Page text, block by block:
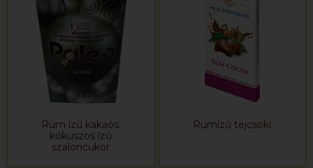
Rum ízű kakaós,
kókuszos ízű
szaloncukor
Rumízű tejcsoki